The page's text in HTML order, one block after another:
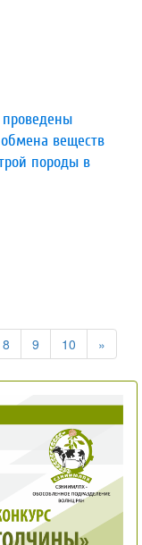
веществ
породы в
8 9 10 »